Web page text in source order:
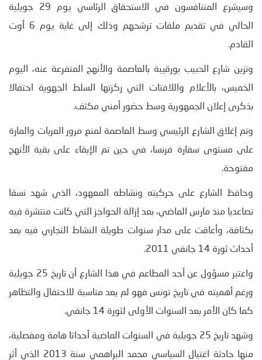
وسيشرع المتنافسون في الاستحقاق الرئاسي يوم 29 جويلية
الحالي في تقديم ملفات ترشحهم وذلك إلى غاية يوم 6 أوت
القادم.
وتزين شارع الحبيب بورقيبة بالعاصمة والأنهج المتفرعة عنه، اليوم
الخميس، بالأعلام واللافتات التي ركزتها السلط الجهوية احتفالا
بذكرى إعلان الجمهورية وسط حضور أمني مكثف.
وتم إغلاق الشارع الرئيسي وسط العاصمة لمنع مرور العربات والمارة
على مستوى سفارة فرنسا، في حين تم الإبقاء على بقية الأنهج
مفتوحة.
وحافظ الشارع على حركيته ونشاطه المعهود، الذي شهد نسقا
تصاعديا منذ مارس الماضي، بعد إزالة الحواجز التي كانت منتشرة فيه
بكثافة، وأعاقت على مدار سنوات طويلة النشاط التجاري فيه بعد
أحداث ثورة 14 جانفي 2011.
واعتبر مسؤول عن أحد المطاعم في هذا الشارع أن تاريخ 25 جويلية
ورغم أهميته في تاريخ تونس فهو لم يعد مناسبة للاحتفال والتظاهر
كما كان الأمر بعد السنوات الأولى لثورة 14 جانفي.
وشهد تاريخ 25 جويلية في السنوات الماضية أحداثا هامة ومفصلية،
منها حادثة اغتيال السياسي محمد البراهمي سنة 2013 الذي أثر